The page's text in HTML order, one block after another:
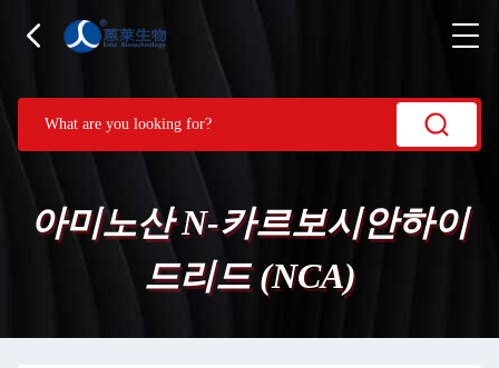
아미노산 N-카르보시안하이
드리드 (NCA)